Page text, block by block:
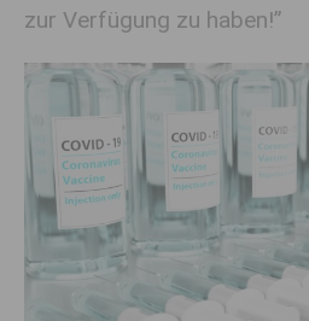
zur Verfügung zu haben!”